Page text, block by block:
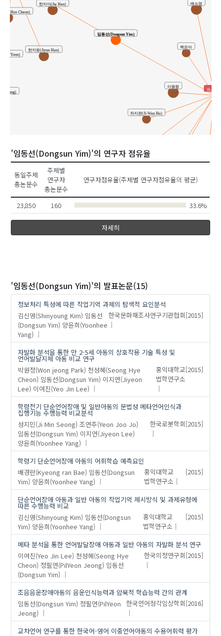
Hye Cheon)
한지윤(Jiyun Han)
한지아(Jia Han)
Song)
Yoon)
배소영
백은아
이원령
임동선(Dongsun Yim)
하지완(Ji-Wan Ha)
황민아(Mina Hwang)
임동선(Dongsun Yim)
유사연
'임동선(Dongsun Yim)'의 연구자 점유율
동일주제
총논문수
주제별
연구자
총논문수
연구자점유율(주제별 연구자점유율의 평균)
23,850 160 33.6%
자세히
'임동선(Dongsun Yim)'의 발표논문(15)
정보처리 특성에 따른 작업기억 과제의 탐색적 요인분석
김신영(Shinyoung Kim) 임동선
(Dongsun Yim) 양윤희(Yoonhee
Yang)
한국문화재조사연구기관협회[2015]
자발화 분석을 통한 만 2-5세 아동의 상호작용 기술 특성 및
언어발달지체 아동 비교 연구
박원정(Won jeong Park) 천성혜(Seong Hye
Cheon) 임동선(Dongsun Yim) 이지연(Jiyeon
Lee) 이여진(Yeo Jin Lee)
홍익대학교
법학연구소
[2015]
학령전기 단순언어장애 및 일반아동의 문법성 메타언어인식과
집행기능 수행능력 비교분석
성지민(Ji Min Seong) 조연주(Yeon Joo Jo)
임동선(Dongsun Yim) 이지연(Jiyeon Lee)
양윤희(Yoonhee Yang)
한국로봇학회[2015]
학령기 단순언어장애 아동의 어휘학습 예측요인
배경란(Kyeong ran Bae) 임동선(Dongsun
Yim) 양윤희(Yoonhee Yang)
홍익대학교
법학연구소
[2015]
단순언어장애 아동과 일반 아동의 작업기억 제시방식 및 과제유형에
따른 수행능력 비교
김신영(Shinyoung Kim) 임동선(Dongsun
Yim) 양윤희(Yoonhee Yang)
홍익대학교
법학연구소
[2015]
메타 분석을 통한 언어발달장애 아동과 일반 아동의 자발화 분석 연구
이여진(Yeo Jin Lee) 천성혜(Seong Hye
Cheon) 정필연(PilYeon Jeong) 임동선
(Dongsun Yim)
한국의정연구회[2015]
조음음운장애아동의 음운인식능력과 암묵적 학습능력 간의 관계
임동선(Dongsun Yim) 정필연(PilYeon
Jeong)
한국언어청각임상학회[2016]
교차언어 연구를 통한 한국어-영어 이중언어아동의 수용어휘력 평가